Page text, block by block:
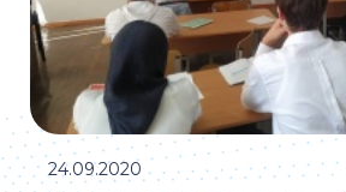
24.09.2020